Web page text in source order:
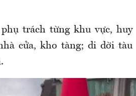
trách từng khu vực, huy
cửa, kho tàng; di dời tàu